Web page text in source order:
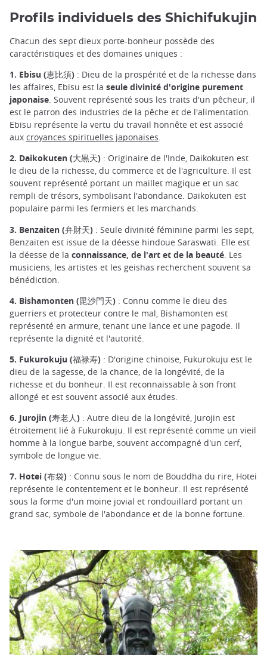
Profils individuels des Shichifukujin
Chacun des sept dieux porte-bonheur possède des
caractéristiques et des domaines uniques :
1. Ebisu (恵比須) : Dieu de la prospérité et de la richesse dans
les affaires, Ebisu est la seule divinité d'origine purement
japonaise. Souvent représenté sous les traits d'un pêcheur, il
est le patron des industries de la pêche et de l'alimentation.
Ebisu représente la vertu du travail honnête et est associé
aux croyances spirituelles japonaises.
2. Daikokuten (大黒天) : Originaire de l'Inde, Daikokuten est
le dieu de la richesse, du commerce et de l'agriculture. Il est
souvent représenté portant un maillet magique et un sac
rempli de trésors, symbolisant l'abondance. Daikokuten est
populaire parmi les fermiers et les marchands.
3. Benzaiten (弁財天) : Seule divinité féminine parmi les sept,
Benzaiten est issue de la déesse hindoue Saraswati. Elle est
la déesse de la connaissance, de l'art et de la beauté . Les
musiciens, les artistes et les geishas recherchent souvent sa
bénédiction.
4. Bishamonten (毘沙門天) : Connu comme le dieu des
guerriers et protecteur contre le mal, Bishamonten est
représenté en armure, tenant une lance et une pagode. Il
représente la dignité et l'autorité.
5. Fukurokuju (福禄寿) : D'origine chinoise, Fukurokuju est le
dieu de la sagesse, de la chance, de la longévité, de la
richesse et du bonheur. Il est reconnaissable à son front
allongé et est souvent associé aux études.
6. Jurojin (寿老人) : Autre dieu de la longévité, Jurojin est
étroitement lié à Fukurokuju. Il est représenté comme un vieil
homme à la longue barbe, souvent accompagné d'un cerf,
symbole de longue vie.
7. Hotei (布袋) : Connu sous le nom de Bouddha du rire, Hotei
représente le contentement et le bonheur. Il est représenté
sous la forme d'un moine jovial et rondouillard portant un
grand sac, symbole de l'abondance et de la bonne fortune.